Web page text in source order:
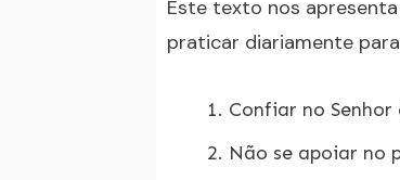
Este texto nos
praticar diariamente
Confiar no
Não se apoiar no